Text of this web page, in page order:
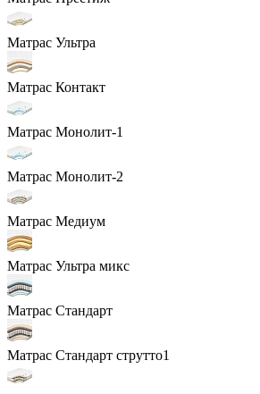
Матрас Ультра
Матрас Контакт
Матрас Монолит-1
Матрас Монолит-2
Матрас Медиум
Матрас Ультра микс
Матрас Стандарт
Матрас Стандарт струтто1